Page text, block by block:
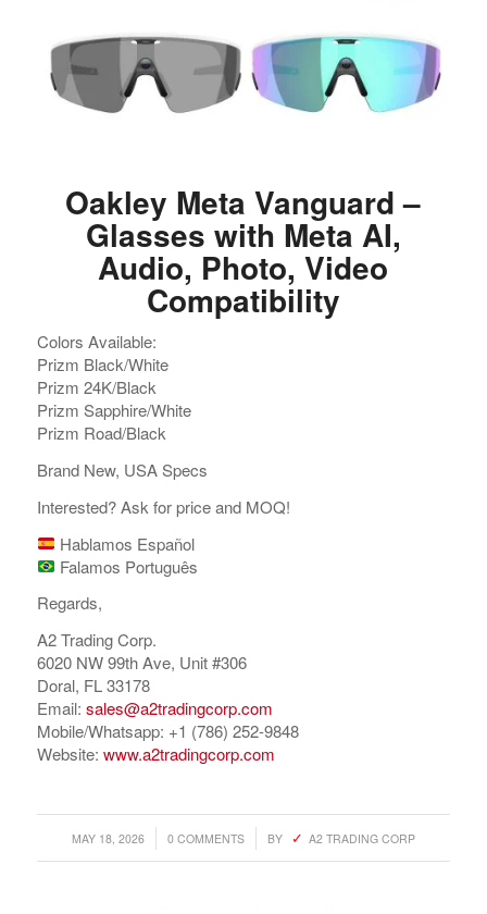
Oakley Meta Vanguard –
Glasses with Meta AI,
Audio, Photo, Video
Compatibility
Colors Available:
Prizm Black/White
Prizm 24K/Black
Prizm Sapphire/White
Prizm Road/Black
Brand New, USA Specs
Interested? Ask for price and MOQ!
Hablamos Español
Falamos Português
Regards,
A2 Trading Corp.
6020 NW 99th Ave, Unit #306
Doral, FL 33178
Email: sales@a2tradingcorp.com
Mobile/Whatsapp: +1 (786) 252-9848
Website: www.a2tradingcorp.com
MAY 18, 2026
/ 0 COMMENTS
/ BY A2 TRADING CORP